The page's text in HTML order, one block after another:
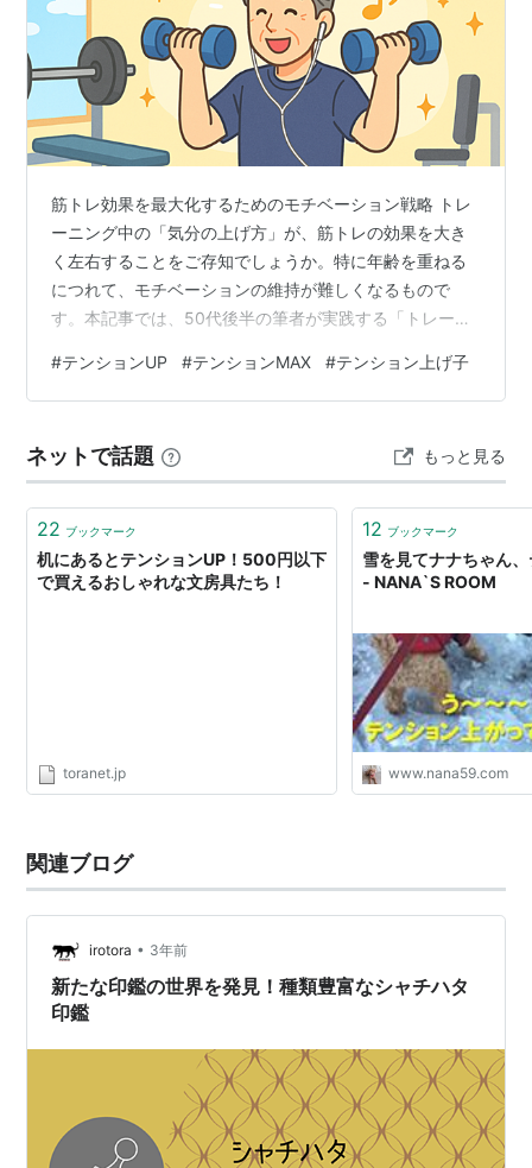
筋トレ効果を最大化するためのモチベーション戦略 トレ
ーニング中の「気分の上げ方」が、筋トレの効果を大き
く左右することをご存知でしょうか。特に年齢を重ねる
につれて、モチベーションの維持が難しくなるもので
す。本記事では、50代後半の筆者が実践する「トレーニ
介します。 なぜトレーニング中の気分上げが重要なのか
トレーニング効果を最大化するには、単に動作をこなす
組む必要があります。その理由は単純明快です。筋肉の
成長は、「限界を少し超えたところ」で最も促進される
からです。 しかし、限界に近づくと誰でも「も…
#テンションUP #テンションMAX #テンション上げ子
ネットで話題 もっと見る
22 ブックマーク
机にあるとテンションUP！500円以下
で買えるおしゃれな文房具たち！
toranet.jp
12 ブックマーク
雪を見てナナちゃん
- NANA`S ROOM
www.nana59.com
関連ブログ
irotora • 3年前
新たな印鑑の世界を発見！種類豊富なシャチハタ
印鑑